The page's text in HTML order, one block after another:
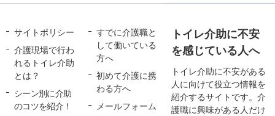
サイトポリシー
介護現場で行わ
れるトイレ介助
とは？
シーン別に介助
のコツを紹介！
すでに介護職と
して働いている
方へ
初めて介護に携
わる方へ
メールフォーム
トイレ介助に不安
を感じている人へ
トイレ介助に不安がある
人に向けて役立つ情報を
紹介するサイトです。介
護職に興味がある人だけ